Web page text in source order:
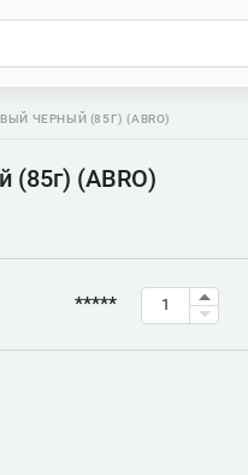
ЧЕРНЫЙ (85Г) (ABRO)
(85г) (ABRO)
*****